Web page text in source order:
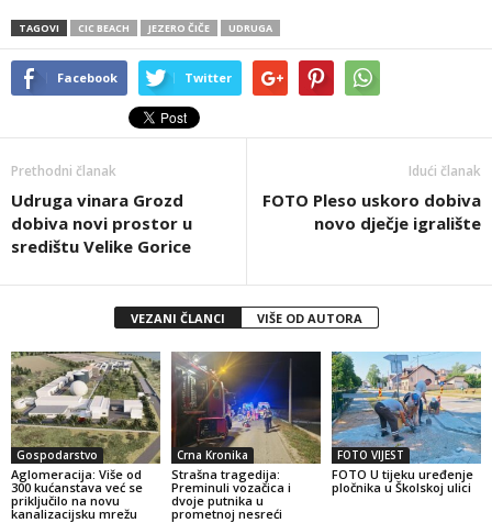
TAGOVI CIC BEACH JEZERO ČIČE UDRUGA
Facebook Twitter
Prethodni članak
Udruga vinara Grozd
dobiva novi prostor u
središtu Velike Gorice
Idući članak
FOTO Pleso uskoro dobiva
novo dječje igralište
VEZANI ČLANCI VIŠE OD AUTORA
Gospodarstvo
Aglomeracija: Više od
300 kućanstava već se
priključilo na novu
kanalizacijsku mrežu
Crna Kronika
Strašna tragedija:
Preminuli vozačica i
dvoje putnika u
prometnoj nesreći
FOTO VIJEST
FOTO U tijeku uređenje
pločnika u Školskoj ulici